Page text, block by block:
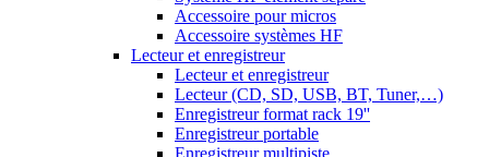
Accessoire pour micros
Accessoire systèmes HF
Lecteur et enregistreur
Lecteur et enregistreur
Lecteur (CD, SD, USB, BT, Tuner,…)
Enregistreur format rack 19''
Enregistreur portable
Enregistreur multipiste